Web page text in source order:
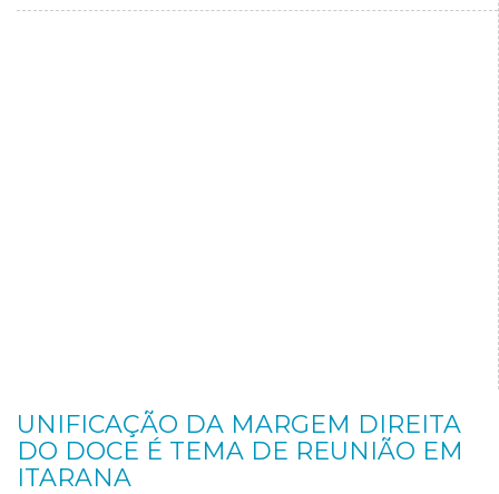
UNIFICAÇÃO DA MARGEM DIREITA
DO DOCE É TEMA DE REUNIÃO EM
ITARANA